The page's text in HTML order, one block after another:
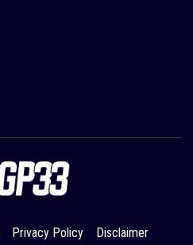
Privacy Policy Disclaimer